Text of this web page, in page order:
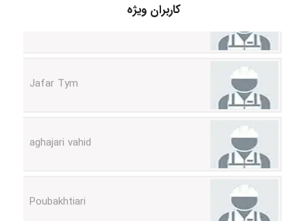
کاربران ویژه